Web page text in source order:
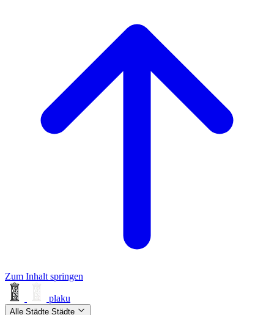
Zum Inhalt springen
plaku
Alle Städte Städte